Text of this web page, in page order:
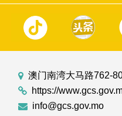
澳门南湾大马路762-
https://
info@gcs.gov.mo